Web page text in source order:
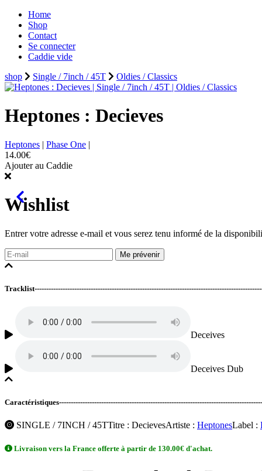
Home
Shop
Contact
Se connecter
Caddie vide
shop
Single / 7inch / 45T Oldies / Classics
Heptones : Decieves
Heptones | Phase One |
14.00€
Ajouter au Caddie
Wishlist
Entrer votre adresse e-mail et vous serez tenu informé de la
Me prévenir
Deceives
Deceives Dub
SINGLE / 7INCH / 45TTitre : DecievesArtiste : HeptonesLabel :
Livraison vers la France offerte à partir de 130.00€ d'achat.